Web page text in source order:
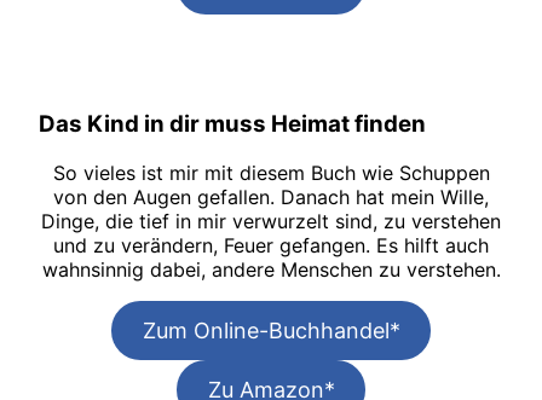
Das Kind in dir muss Heimat finden
So vieles ist mir mit diesem Buch wie Schuppen
von den Augen gefallen. Danach hat mein Wille,
Dinge, die tief in mir verwurzelt sind, zu verstehen
und zu verändern, Feuer gefangen. Es hilft auch
wahnsinnig dabei, andere Menschen zu verstehen.
Zum Online-Buchhandel*
Zu Amazon*